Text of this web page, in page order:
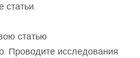
статьи.
статью
Проводите исследования